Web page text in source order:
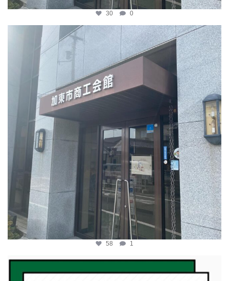
30 0
58 1
katosci
2月 19